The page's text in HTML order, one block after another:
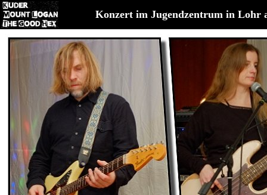
Konzert im Jugendzentrum in Lohr